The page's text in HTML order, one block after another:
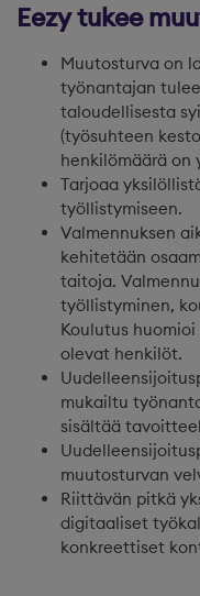
Eezy tukee
Muutosturva on
työnantajan
taloudellisesta
(työsuhteen
henkilömäärä on
Tarjoaa
työllistymiseen.
Valmennuksen
kehitetään
taitoja.
työllistyminen,
Koulutus
olevat henkilöt.
mukailtu
sisältää
muutosturvan
Riittävän pitkä
digitaaliset
konkreettiset